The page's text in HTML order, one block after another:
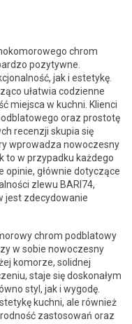
chrom
pozytywne.
jak i estetykę.
ułatwia codzienne
miejsca w kuchni. Klienci
oraz prostotę
recenzji skupia się
wprowadza nowoczesny
to w przypadku każdego
głównie dotyczące
zlewu BARI74,
jest zdecydowanie
chrom podblatowy
w sobie nowoczesny
komorze, solidnej
staje się doskonałym
styl, jak i wygodę.
kuchni, ale również
zastosowań oraz